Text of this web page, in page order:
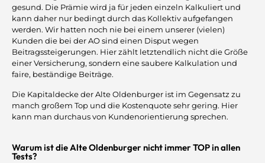
gesund. Die Prämie wird ja für jeden einzeln Kalkuliert und
kann daher nur bedingt durch das Kollektiv aufgefangen
werden. Wir hatten noch nie bei einem unserer (vielen)
Kunden die bei der AO sind einen Disput wegen
Beitragssteigerungen. Hier zählt letztendlich nicht die Größe
einer Versicherung, sondern eine saubere Kalkulation und
faire, beständige Beiträge.
Die Kapitaldecke der Alte Oldenburger ist im Gegensatz zu
manch großem Top und die Kostenquote sehr gering. Hier
kann man durchaus von Kundenorientierung sprechen.
Warum ist die Alte Oldenburger nicht immer TOP in allen
Tests?